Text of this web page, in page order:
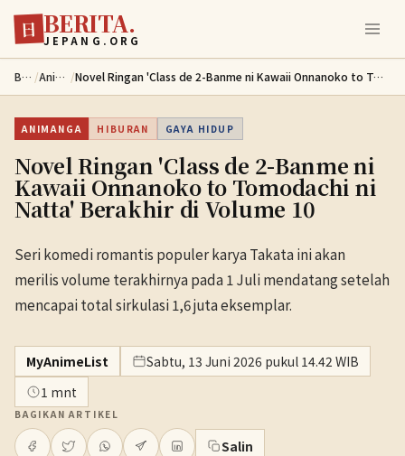
Lewati ke konten utama
日 BERITA.
JEPANG.ORG
Berita / Animanga / Novel Ringan 'Class de 2-Banme ni Kawaii Onnanoko to Tomodachi ni Natta' Berakhir di Volume 10
ANIMANGA HIBURAN GAYA HIDUP
Novel Ringan 'Class de 2-Banme ni
Kawaii Onnanoko to Tomodachi ni
Natta' Berakhir di Volume 10
Seri komedi romantis populer karya Takata ini akan
merilis volume terakhirnya pada 1 Juli mendatang setelah
mencapai total sirkulasi 1,6 juta eksemplar.
MyAnimeList
Sabtu, 13 Juni 2026 pukul 14.42 WIB
1 mnt
BAGIKAN ARTIKEL
Salin